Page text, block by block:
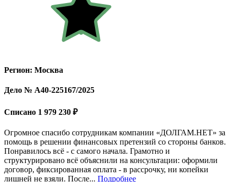
Регион: Москва
Дело № А40-225167/2025
Списано 1 979 230 ₽
Огромное спасибо сотрудникам компании «ДОЛГАМ.НЕТ» за
помощь в решении финансовых претензий со стороны банков.
Понравилось всё - с самого начала. Грамотно и
структурировано всё объяснили на консультации: оформили
договор, фиксированная оплата - в рассрочку, ни копейки
лишней не взяли. После... Подробнее